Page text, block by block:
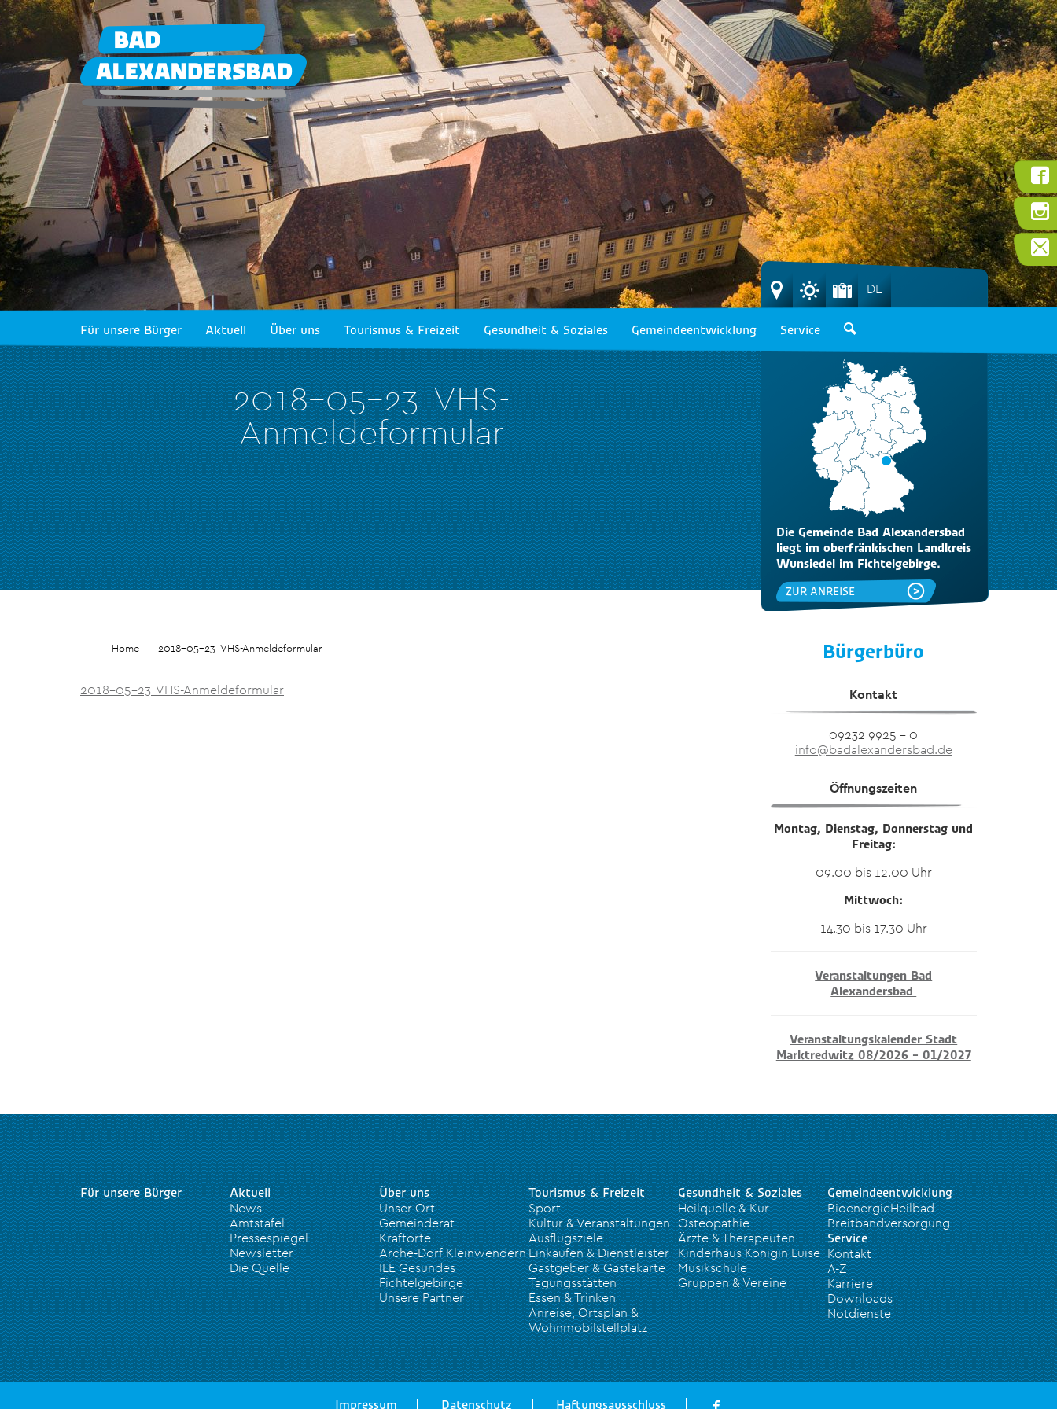
Für unsere Bürger Aktuell Über uns Tourismus & Freizeit Gesundheit & Soziales Gemeindeentwicklung Service
2018-05-23_VHS-
Anmeldeformular
DE
Die Gemeinde Bad Alexandersbad
liegt im oberfränkischen Landkreis
Wunsiedel im Fichtelgebirge.
ZUR ANREISE
Home 2018-05-23_VHS-Anmeldeformular
2018-05-23_VHS-Anmeldeformular
Bürgerbüro
Kontakt
09232 9925 – 0
info@badalexandersbad.de
Öffnungszeiten
Montag, Dienstag, Donnerstag und
Freitag:
09.00 bis 12.00 Uhr
Mittwoch:
14.30 bis 17.30 Uhr
Veranstaltungen Bad
Alexandersbad
Veranstaltungskalender Stadt
Marktredwitz 08/2026 – 01/2027
Für unsere Bürger
Aktuell
News
Amtstafel
Pressespiegel
Newsletter
Die Quelle
Über uns
Unser Ort
Gemeinderat
Kraftorte
Arche-Dorf Kleinwendern
ILE Gesundes
Fichtelgebirge
Unsere Partner
Tourismus & Freizeit
Sport
Kultur & Veranstaltungen
Ausflugsziele
Einkaufen & Dienstleister
Gastgeber & Gästekarte
Tagungsstätten
Essen & Trinken
Anreise, Ortsplan &
Wohnmobilstellplatz
Gesundheit & Soziales
Heilquelle & Kur
Osteopathie
Ärzte & Therapeuten
Kinderhaus Königin Luise
Musikschule
Gruppen & Vereine
Gemeindeentwicklung
BioenergieHeilbad
Breitbandversorgung
Service
Kontakt
A-Z
Karriere
Downloads
Notdienste
Impressum Datenschutz Haftungsausschluss